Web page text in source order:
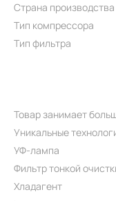
Страна производства
Тип компрессора
Тип фильтра
Товар занимает
Уникальные
УФ-лампа
Фильтр тонкой
Хладагент